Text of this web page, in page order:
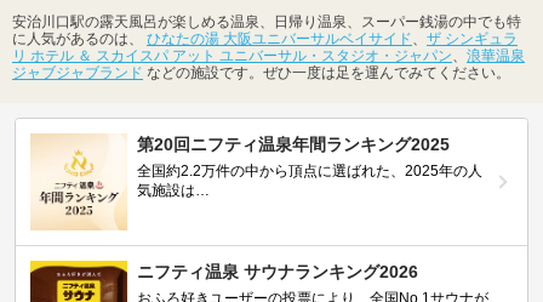
安治川口駅の露天風呂が楽しめる温泉、日帰り温泉、スーパー銭湯の中でも特
に人気があるのは、 ひなたの湯 大阪ユニバーサルベイサイド、 ザ シンギュラ
リ ホテル ＆ スカイスパ アット ユニバーサル・スタジオ・ジャパン、 浪華温泉
ジャブジャブランド などの施設です。ぜひ一度は足を運んでみてください。
第20回ニフティ温泉年間ランキング2025
全国約2.2万件の中から頂点に選ばれた、2025年の人
気施設は…
ニフティ温泉 サウナランキング2026
おふろ好きユーザーの投票により、全国No.1サウナが